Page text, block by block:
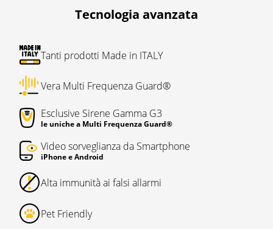
Tecnologia avanzata
Tanti prodotti Made in ITALY
Vera Multi Frequenza Guard®
Esclusive Sirene Gamma G3
le uniche a Multi Frequenza Guard®
Video sorveglianza da Smartphone
iPhone e Android
Alta immunità ai falsi allarmi
Pet Friendly